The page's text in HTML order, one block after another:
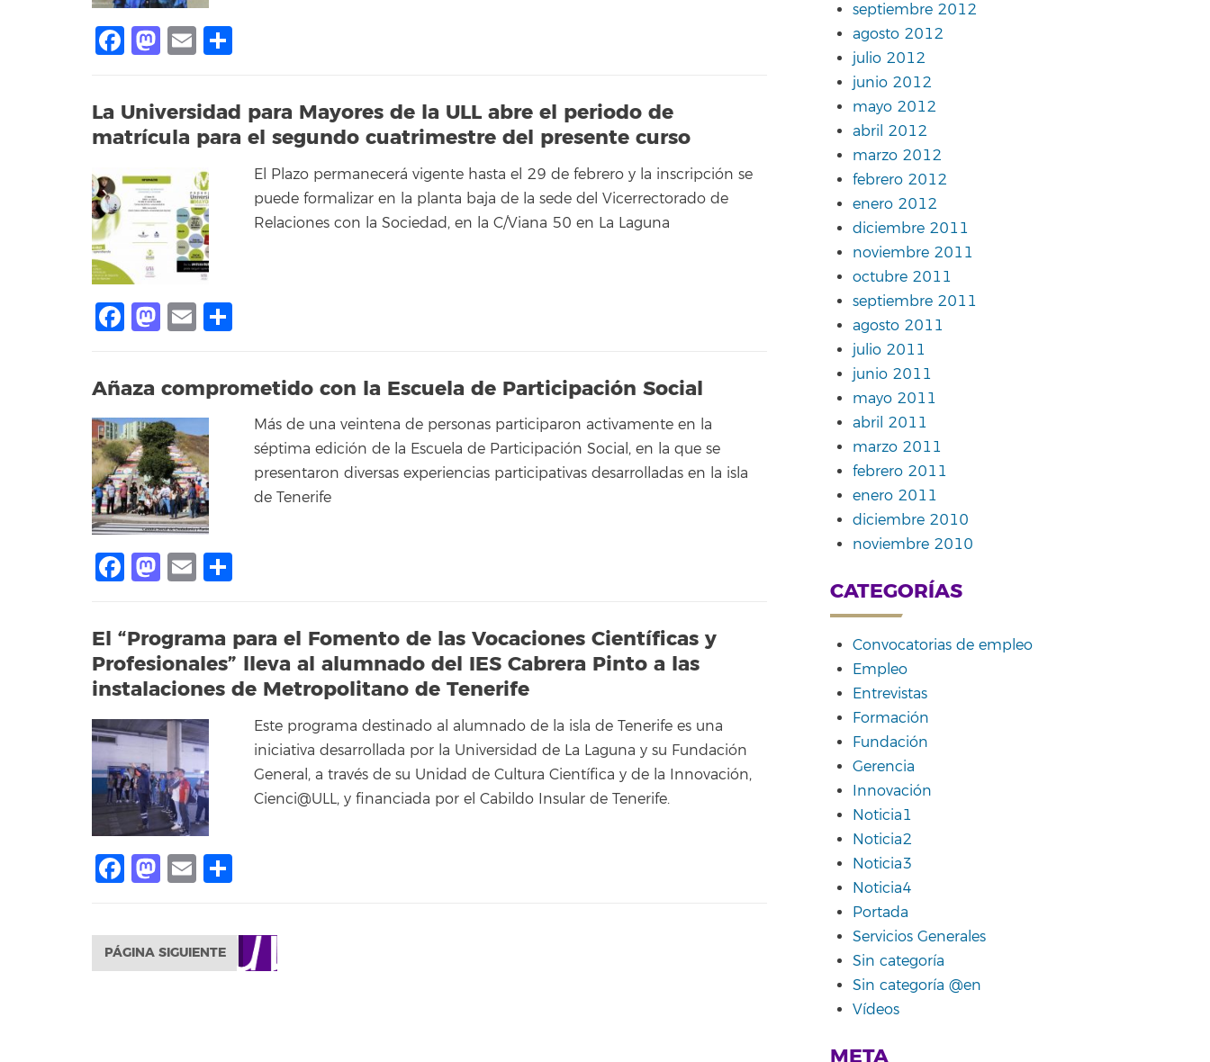
Facebook
Mastodon
Email
La Universidad para Mayores de la ULL abre el periodo de
matrícula para el segundo cuatrimestre del presente curso
El Plazo permanecerá vigente hasta el 29 de febrero y la inscripción se
puede formalizar en la planta baja de la sede del Vicerrectorado de
Relaciones con la Sociedad, en la C/Viana 50 en La Laguna
Facebook
Mastodon
Email
Añaza comprometido con la Escuela de Participación Social
Más de una veintena de personas participaron activamente en la
séptima edición de la Escuela de Participación Social, en la que se
presentaron diversas experiencias participativas desarrolladas en la isla
de Tenerife
Facebook
Mastodon
Email
El “Programa para el Fomento de las Vocaciones Científicas y
Profesionales” lleva al alumnado del IES Cabrera Pinto a las
instalaciones de Metropolitano de Tenerife
Este programa destinado al alumnado de la isla de Tenerife es una
iniciativa desarrollada por la Universidad de La Laguna y su Fundación
General, a través de su Unidad de Cultura Científica y de la Innovación,
Cienci@ULL, y financiada por el Cabildo Insular de Tenerife.
Facebook
Mastodon
Email
PÁGINA SIGUIENTE
septiembre 2012
agosto 2012
julio 2012
junio 2012
mayo 2012
abril 2012
marzo 2012
febrero 2012
enero 2012
diciembre 2011
noviembre 2011
octubre 2011
septiembre 2011
agosto 2011
julio 2011
junio 2011
mayo 2011
abril 2011
marzo 2011
febrero 2011
enero 2011
diciembre 2010
noviembre 2010
CATEGORÍAS
Convocatorias de empleo
Empleo
Entrevistas
Formación
Fundación
Gerencia
Innovación
Noticia1
Noticia2
Noticia3
Noticia4
Portada
Servicios Generales
Sin categoría
Sin categoría @en
Vídeos
META